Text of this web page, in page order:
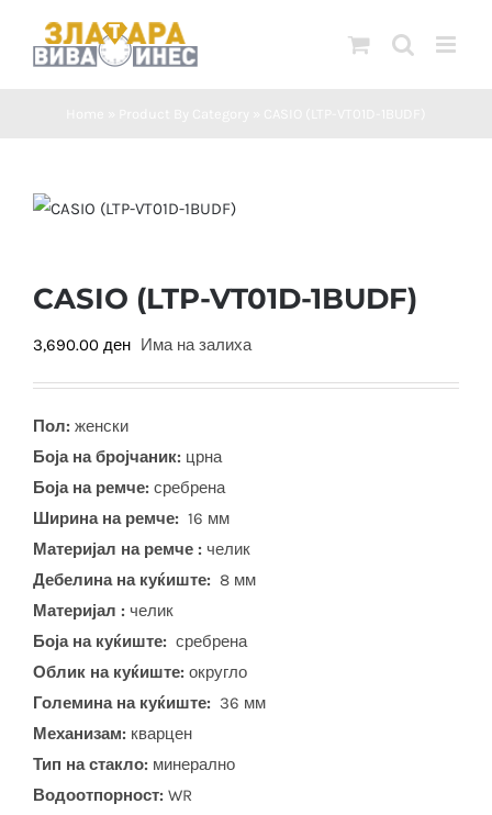
CASIO (LTP-VT01D-1BUDF)
3,690.00 ден Има на залиха
Пол: женски
Боја на бројчаник: црна
Боја на ремче: сребрена
Ширина на ремче: 16 мм
Материјал на ремче : челик
Дебелина на куќиште: 8 мм
Материјал : челик
Боја на куќиште: сребрена
Облик на куќиште: округло
Големина на куќиште: 36 мм
Механизам: кварцен
Тип на стакло: минерално
Водоотпорност: WR